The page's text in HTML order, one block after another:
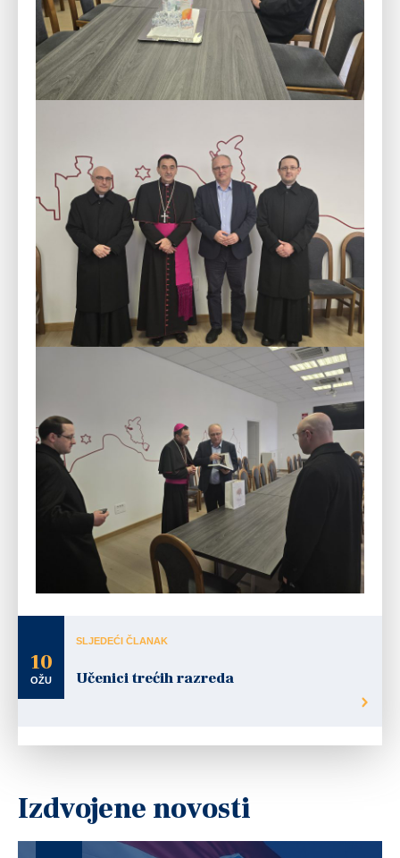
10
OŽU
SLJEDEĆI ČLANAK
Učenici trećih razreda
Izdvojene novosti